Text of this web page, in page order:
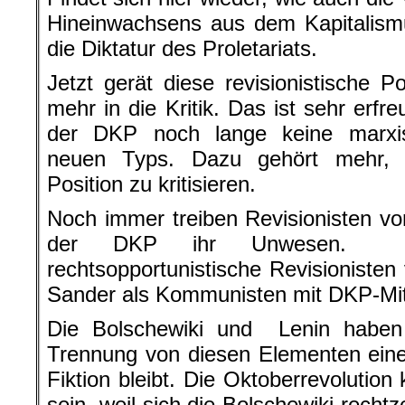
Hineinwachsens aus dem
die Diktatur des Proletariats.
Jetzt gerät diese revisionistische
mehr in die Kritik. Das ist sehr
der DKP noch lange keine
neuen Typs. Dazu gehört mehr,
Position zu kritisieren.
Noch immer treiben Revisionisten
der DKP ihr Unwesen.
rechtsopportunistische
Sander als Kommunisten mit DKP-
Die Bolschewiki und Lenin
Trennung von diesen Elementen
Fiktion bleibt. Die Oktoberrevolution